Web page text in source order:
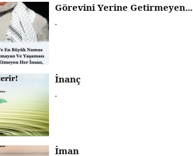
Görevini Yerine Getirmeyen...
.
İnanç
.
İman